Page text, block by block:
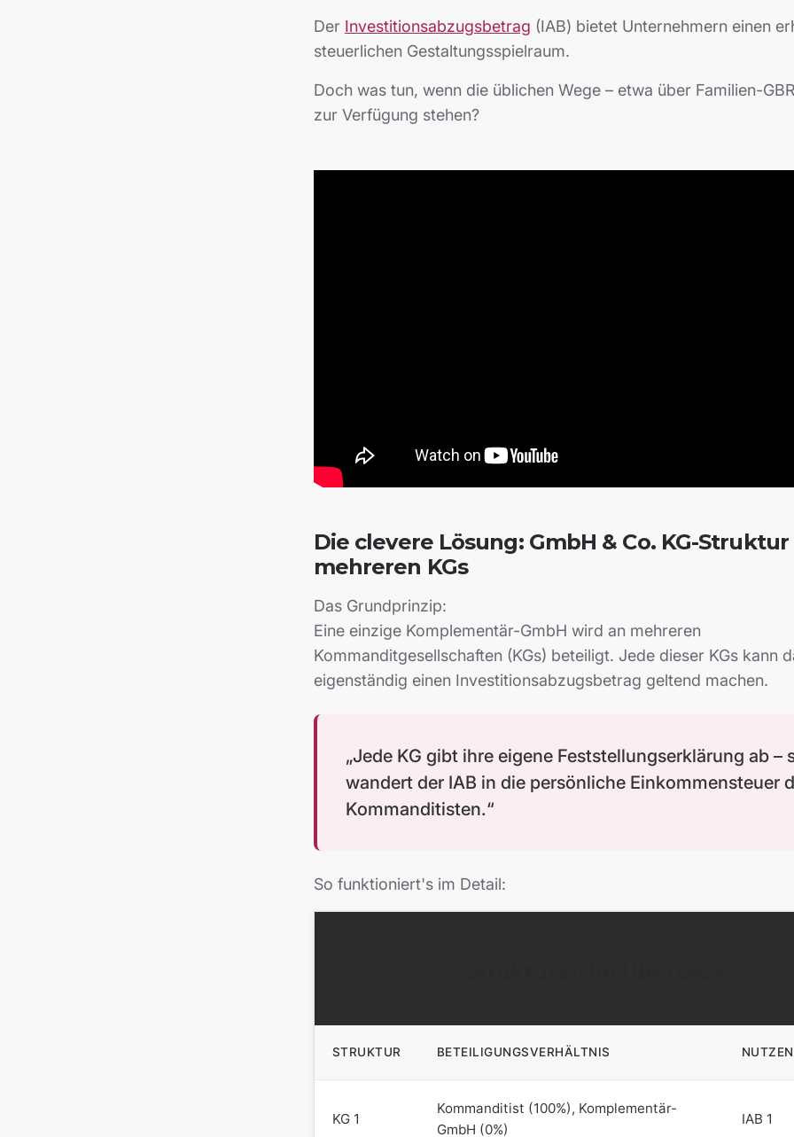
Der Investitionsabzugsbetrag (IAB) bietet Unternehmern einen
steuerlichen Gestaltungsspielraum.
Doch was tun, wenn die üblichen Wege – etwa über Familien-
zur Verfügung stehen?
Die clevere Lösung: GmbH & Co. KG-
mehreren KGs
Das Grundprinzip:
Eine einzige Komplementär-GmbH wird an mehreren
Kommanditgesellschaften (KGs) beteiligt. Jede dieser KGs kann
eigenständig einen Investitionsabzugsbetrag geltend machen.
„Jede KG gibt ihre eigene Feststellungserklärung ab –
wandert der IAB in die persönliche Einkommensteuer
Kommanditisten.“
So funktioniert's im Detail:
STRUKTUR BETEILIGUNGSVERHÄLTNIS NUTZEN
KG 1
Kommanditist (100%), Komplementär-
GmbH (0%)
IAB 1